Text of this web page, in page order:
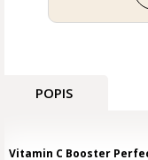
POPIS
Vitamin C Booster